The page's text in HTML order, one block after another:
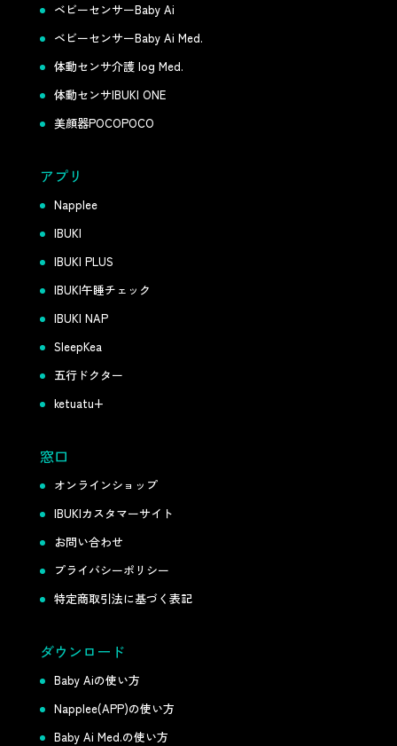
ベビーセンサーBaby Ai
ベビーセンサーBaby Ai Med.
体動センサ介護 log Med.
体動センサIBUKI ONE
美顔器POCOPOCO
アプリ
Napplee
IBUKI
IBUKI PLUS
IBUKI午睡チェック
IBUKI NAP
SleepKea
五行ドクター
ketuatu+
窓口
オンラインショップ
IBUKIカスタマーサイト
お問い合わせ
プライバシーポリシー
特定商取引法に基づく表記
ダウンロード
Baby Aiの使い方
Napplee(APP)の使い方
Baby Ai Med.の使い方